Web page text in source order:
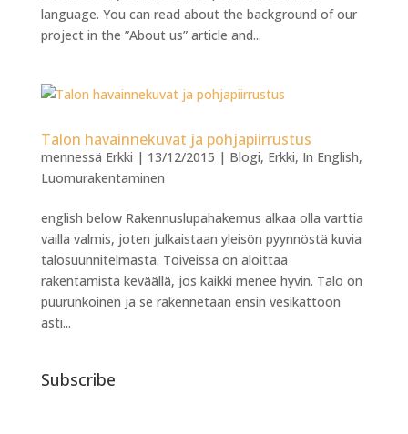
language. You can read about the background of our
project in the ”About us” article and...
Talon havainnekuvat ja pohjapiirrustus
mennessä Erkki | 13/12/2015 | Blogi, Erkki, In English,
Luomurakentaminen
english below Rakennuslupahakemus alkaa olla varttia
vailla valmis, joten julkaistaan yleisön pyynnöstä kuvia
talosuunnitelmasta. Toiveissa on aloittaa
rakentamista keväällä, jos kaikki menee hyvin. Talo on
puurunkoinen ja se rakennetaan ensin vesikattoon
asti...
Subscribe